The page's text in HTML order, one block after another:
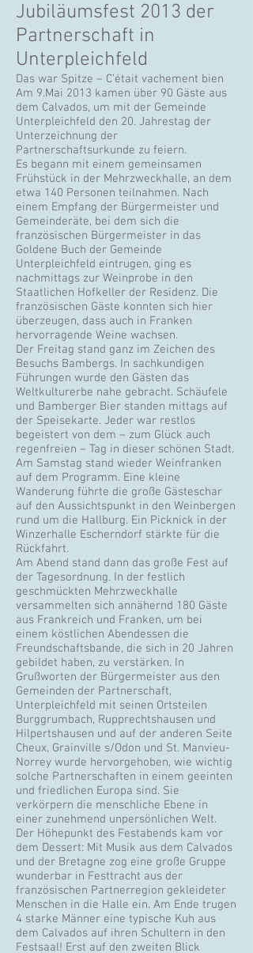
Jubiläumsfest 2013 der
Partnerschaft in
Unterpleichfeld
Das war Spitze – C’était vachement bien
Am 9.Mai 2013 kamen über 90 Gäste aus
dem Calvados, um mit der Gemeinde
Unterpleichfeld den 20. Jahrestag der
Unterzeichnung der
Partnerschaftsurkunde zu feiern.
Es begann mit einem gemeinsamen
Frühstück in der Mehrzweckhalle, an dem
etwa 140 Personen teilnahmen. Nach
einem Empfang der Bürgermeister und
Gemeinderäte, bei dem sich die
französischen Bürgermeister in das
Goldene Buch der Gemeinde
Unterpleichfeld eintrugen, ging es
nachmittags zur Weinprobe in den
Staatlichen Hofkeller der Residenz. Die
französischen Gäste konnten sich hier
überzeugen, dass auch in Franken
hervorragende Weine wachsen.
Der Freitag stand ganz im Zeichen des
Besuchs Bambergs. In sachkundigen
Führungen wurde den Gästen das
Weltkulturerbe nahe gebracht. Schäufele
und Bamberger Bier standen mittags auf
der Speisekarte. Jeder war restlos
begeistert von dem – zum Glück auch
regenfreien – Tag in dieser schönen Stadt.
Am Samstag stand wieder Weinfranken
auf dem Programm. Eine kleine
Wanderung führte die große Gästeschar
auf den Aussichtspunkt in den Weinbergen
rund um die Hallburg. Ein Picknick in der
Winzerhalle Escherndorf stärkte für die
Rückfahrt.
Am Abend stand dann das große Fest auf
der Tagesordnung. In der festlich
geschmückten Mehrzweckhalle
versammelten sich annähernd 180 Gäste
aus Frankreich und Franken, um bei
einem köstlichen Abendessen die
Freundschaftsbande, die sich in 20 Jahren
gebildet haben, zu verstärken. In
Grußworten der Bürgermeister aus den
Gemeinden der Partnerschaft,
Unterpleichfeld mit seinen Ortsteilen
Burggrumbach, Rupprechtshausen und
Hilpertshausen und auf der anderen Seite
Cheux, Grainville s/Odon und St. Manvieu-
Norrey wurde hervorgehoben, wie wichtig
solche Partnerschaften in einem geeinten
und friedlichen Europa sind. Sie
verkörpern die menschliche Ebene in
einer zunehmend unpersönlichen Welt.
Der Höhepunkt des Festabends kam vor
dem Dessert: Mit Musik aus dem Calvados
und der Bretagne zog eine große Gruppe
wunderbar in Festtracht aus der
französischen Partnerregion gekleideter
Menschen in die Halle ein. Am Ende trugen
4 starke Männer eine typische Kuh aus
dem Calvados auf ihren Schultern in den
Festsaal! Erst auf den zweiten Blick